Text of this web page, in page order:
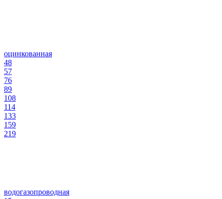
оцинкованная
48
57
76
89
108
114
133
159
219
водогазопроводная